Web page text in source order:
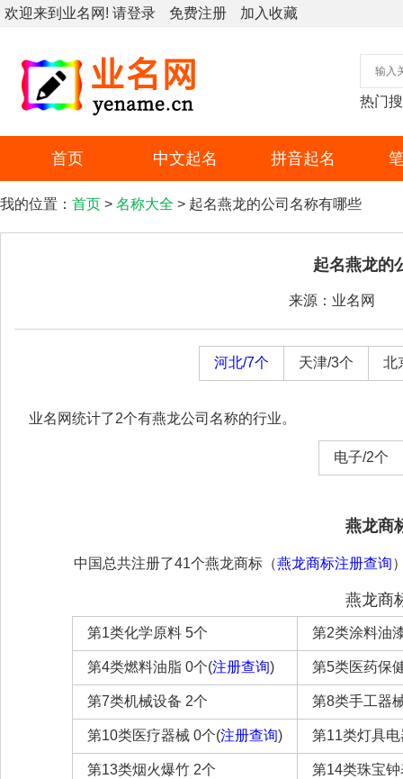
欢迎来到业名网! 请登录 免费注册 加入收藏
热门
首页 中文起名 拼音起名
我的位置： 首页 > 名称大全 > 起名燕龙的公司名称有哪些
起名燕龙的
来源：业名网
河北/7个 天津/3个 北
业名网统计了2个有燕龙公司名称的行业。
电子/2个
燕龙商
中国总共注册了41个燕龙商标（燕龙商标注册查询
燕龙商
第1类化学原料 5个 第2类涂料油
第4类燃料油脂 0个(注册查询) 第5类医药保
第7类机械设备 2个 第8类手工器
第10类医疗器械 0个(注册查询) 第11类灯具
第13类烟火爆竹 2个 第14类珠宝